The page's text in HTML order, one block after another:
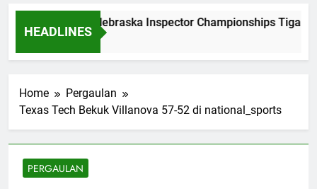
HEADLINES
Dominasi Nebraska Inspector Championships Tiga
2 Bulan Ago
Home
Pergaulan
Texas Tech Bekuk Villanova 57-52 di national_sports
PERGAULAN